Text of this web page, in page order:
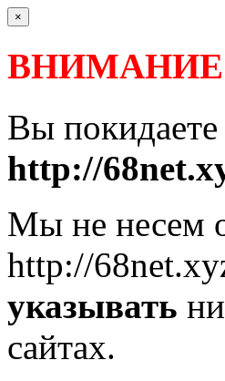
×
Вы покидаете
http://
Мы не несем
http://
указывать
сайтах.